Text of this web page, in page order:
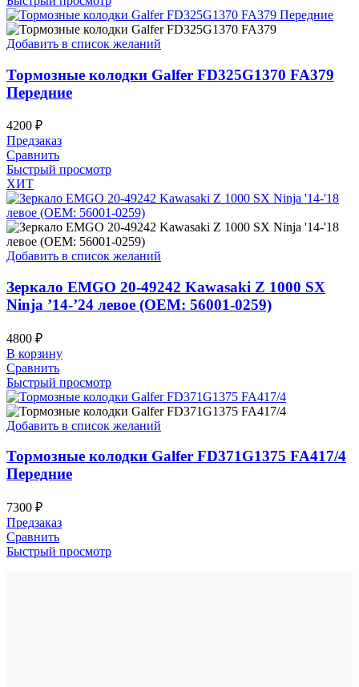
Добавить в список желаний
Тормозные колодки Galfer FD325G1370 FA379
Передние
4200 ₽
Предзаказ
Сравнить
Быстрый просмотр
ХИТ
Добавить в список желаний
Зеркало EMGO 20-49242 Kawasaki Z 1000 SX
Ninja ’14-’24 левое (OEM: 56001-0259)
4800 ₽
В корзину
Сравнить
Быстрый просмотр
Добавить в список желаний
Тормозные колодки Galfer FD371G1375 FA417/4
Передние
7300 ₽
Предзаказ
Сравнить
Быстрый просмотр